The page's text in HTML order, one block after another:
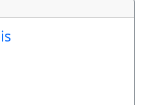
pesqueiro e casa
da Rodovia BR 070
Rodoviária
do pagamento.